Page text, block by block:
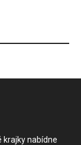
krajky nabídne